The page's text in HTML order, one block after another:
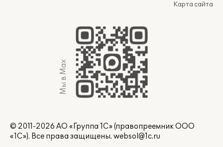
Карта сайта
Мы в Max
© 2011-2026 АО «Группа 1С» (правопреемник ООО
«1С»). Все права защищены. websol@1c.ru